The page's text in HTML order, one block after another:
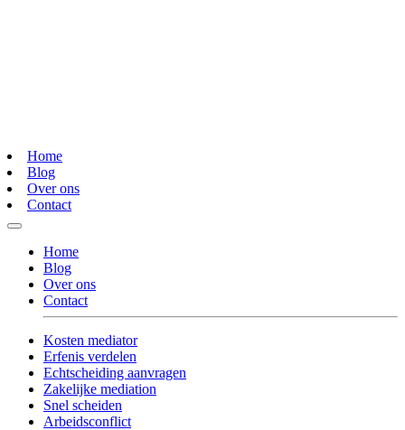
Home
Blog
Over ons
Contact
Home
Blog
Over ons
Contact
Kosten mediator
Erfenis verdelen
Echtscheiding aanvragen
Zakelijke mediation
Snel scheiden
Arbeidsconflict